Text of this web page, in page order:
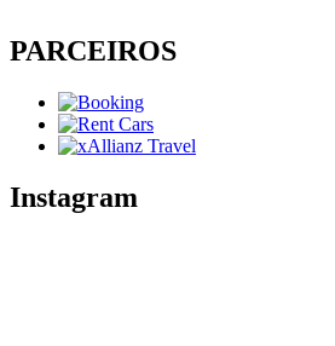
PARCEIROS
Instagram